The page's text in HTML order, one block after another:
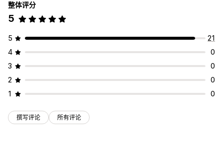
整体评分
5
5
21
4
0
3
0
2
0
1
0
撰写评论 所有评论